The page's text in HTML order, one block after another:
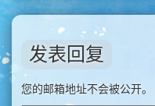
发表回复
您的邮箱地址不会被公开。